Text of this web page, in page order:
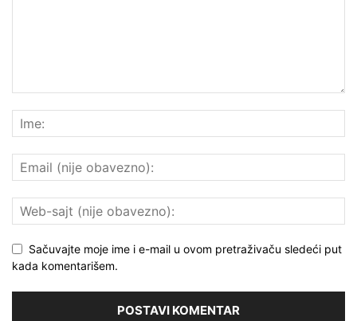
Sačuvajte moje ime i e-mail u ovom pretraživaču sledeći put
kada komentarišem.